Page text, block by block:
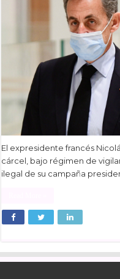
El expresidente francés
cárcel, bajo régimen de
ilegal de su campaña